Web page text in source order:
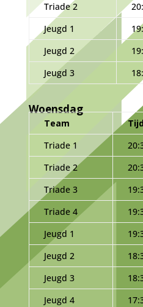
Triade 2
Jeugd 1
Jeugd 2
Jeugd 3
Woensdag
Team
Tijd
Triade 1
Triade 2
Triade 3
Triade 4
Jeugd 1
Jeugd 2
Jeugd 3
Jeugd 4